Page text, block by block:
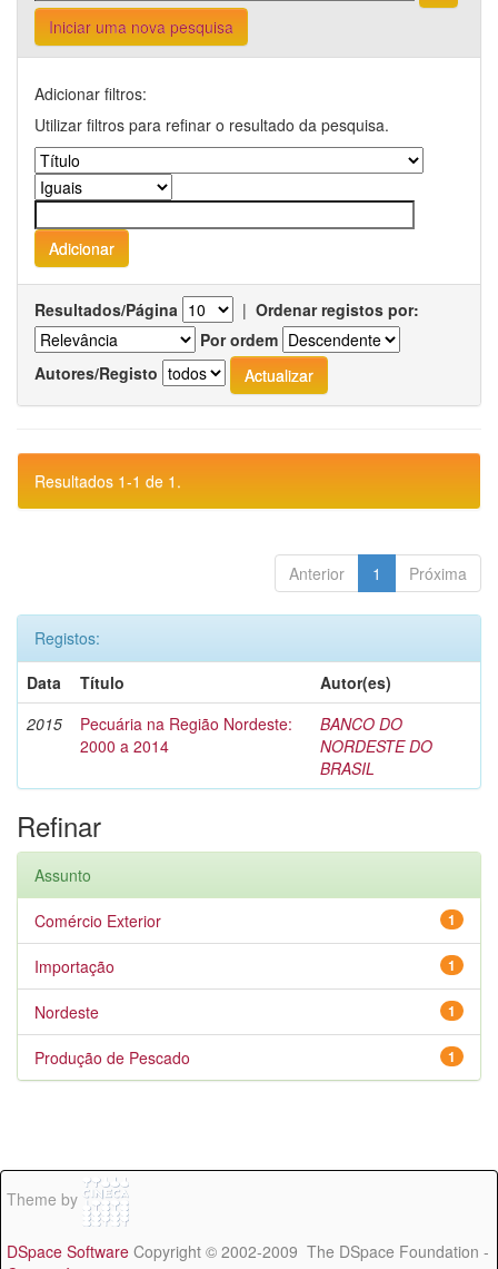
Iniciar uma nova pesquisa
Adicionar filtros:
Utilizar filtros para refinar o resultado da pesquisa.
Resultados/Página | Ordenar registos por:
Por ordem
Autores/Registo
Resultados 1-1 de 1.
Anterior 1 Próxima
Registos:
Data
Título
Autor(es)
2015
Pecuária na Região Nordeste:
2000 a 2014
BANCO DO
NORDESTE DO
BRASIL
Refinar
Assunto
1
Comércio Exterior
1
Importação
1
Nordeste
1
Produção de Pescado
Theme by
DSpace Software Copyright © 2002-2009 The DSpace Foundation -